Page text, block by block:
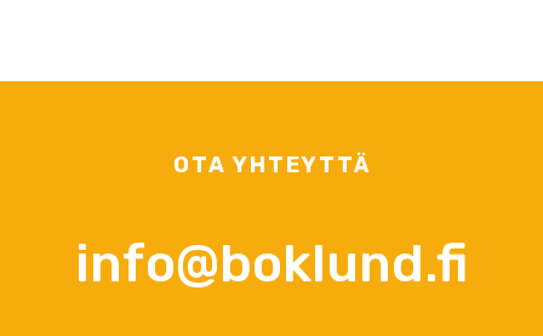
OTA YHTEYTTÄ
info@boklund.fi